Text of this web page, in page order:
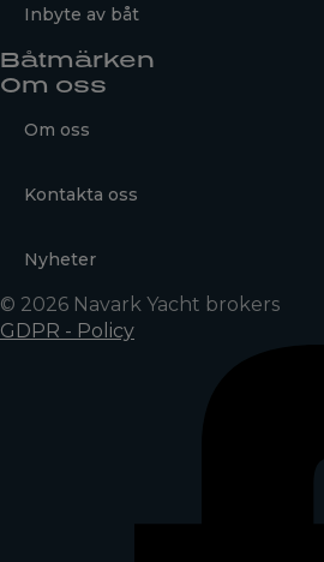
Inbyte av båt
Båtmärken
Om oss
Om oss
Kontakta oss
Nyheter
© 2026 Navark Yacht brokers
GDPR - Policy